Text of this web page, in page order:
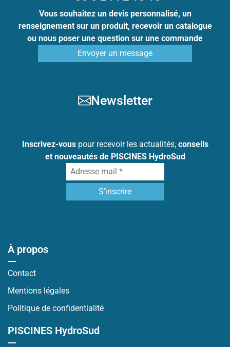
Vous souhaitez un devis personnalisé, un
renseignement sur un produit, recevoir un catalogue
ou nous poser une question sur une commande
Envoyer un message
Newsletter
Inscrivez-vouspour recevoir les actualités, conseils
et nouveautés de PISCINES HydroSud
À propos
Contact
Mentions légales
Politique de confidentialité
PISCINES HydroSud